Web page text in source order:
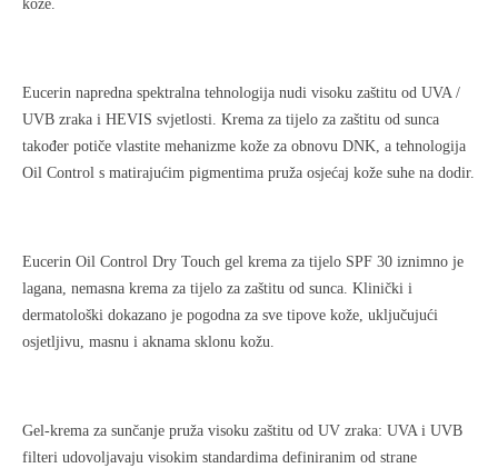
kože.
Eucerin napredna spektralna tehnologija nudi visoku zaštitu od UVA /
UVB zraka i HEVIS svjetlosti. Krema za tijelo za zaštitu od sunca
također potiče vlastite mehanizme kože za obnovu DNK, a tehnologija
Oil Control s matirajućim pigmentima pruža osjećaj kože suhe na dodir.
Eucerin Oil Control Dry Touch gel krema za tijelo SPF 30 iznimno je
lagana, nemasna krema za tijelo za zaštitu od sunca. Klinički i
dermatološki dokazano je pogodna za sve tipove kože, uključujući
osjetljivu, masnu i aknama sklonu kožu.
Gel-krema za sunčanje pruža visoku zaštitu od UV zraka: UVA i UVB
filteri udovoljavaju visokim standardima definiranim od strane